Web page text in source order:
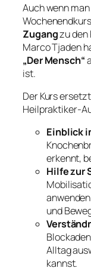
Auch wenn
Zugangzu den
Marco Tjaden
„Der Mensch“
ist.
Der Kurs
Heilpraktiker-
Einblick
erkennt,
Hilfe zur
und
Alltag
kannst.